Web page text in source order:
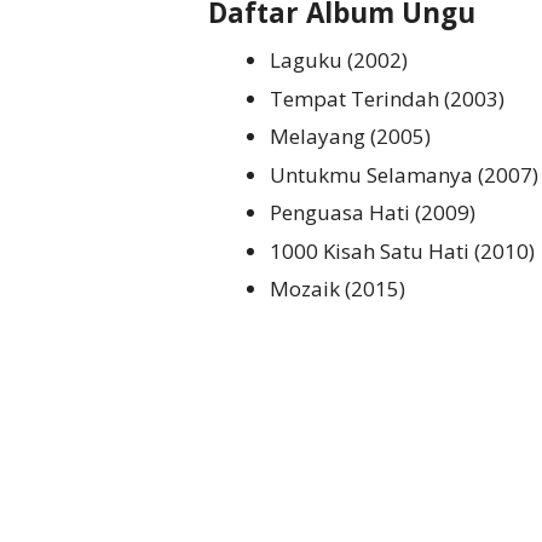
Daftar Album Ungu
Laguku (2002)
Tempat Terindah (2003)
Melayang (2005)
Untukmu Selamanya (2007)
Penguasa Hati (2009)
1000 Kisah Satu Hati (2010)
Mozaik (2015)